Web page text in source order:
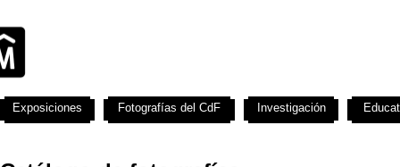
Exposiciones Fotografías del CdF Investigación